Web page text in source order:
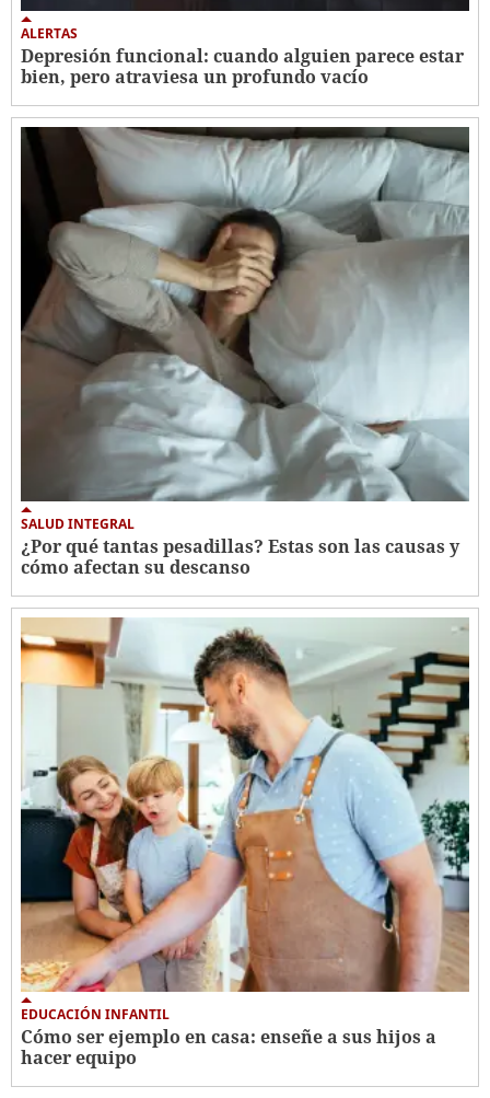
ALERTAS
Depresión funcional: cuando alguien parece estar
bien, pero atraviesa un profundo vacío
SALUD INTEGRAL
¿Por qué tantas pesadillas? Estas son las causas y
cómo afectan su descanso
EDUCACIÓN INFANTIL
Cómo ser ejemplo en casa: enseñe a sus hijos a
hacer equipo